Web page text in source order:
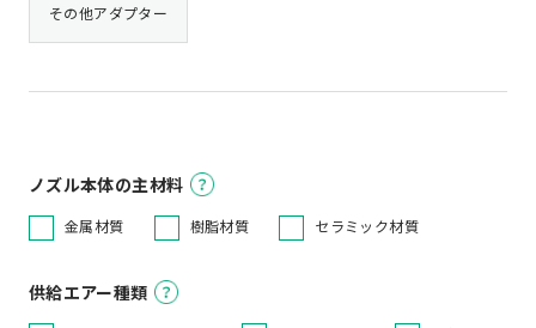
その他アダプター
ノズル本体の主材料
金属材質 樹脂材質 セラミック材質
供給エアー種類